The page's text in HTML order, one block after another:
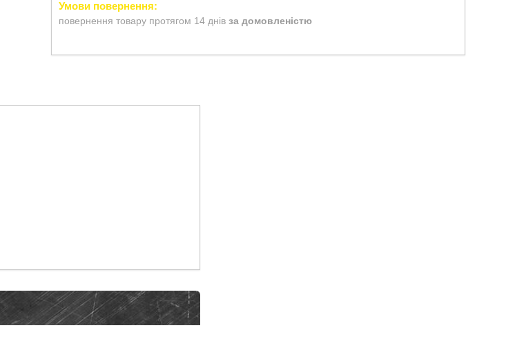
повернення товару протягом 14 днів за домовленістю